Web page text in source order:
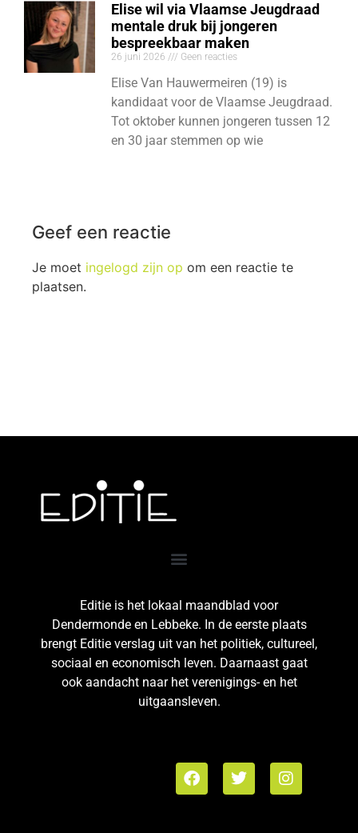
Elise wil via Vlaamse Jeugdraad
mentale druk bij jongeren
bespreekbaar maken
26 juni 2026 Geen reacties
Elise Van Hauwermeiren (19) is
kandidaat voor de Vlaamse Jeugdraad.
Tot oktober kunnen jongeren tussen 12
en 30 jaar stemmen op wie
Geef een reactie
Je moet ingelogd zijn op om een reactie te
plaatsen.
Editie is het lokaal maandblad voor
Dendermonde en Lebbeke. In de eerste plaats
brengt Editie verslag uit van het politiek, cultureel,
sociaal en economisch leven. Daarnaast gaat
ook aandacht naar het verenigings- en het
uitgaansleven.